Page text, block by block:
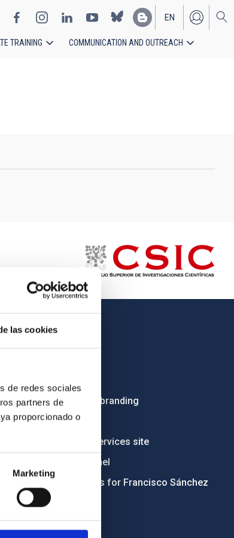
las cookies
de redes sociales
partners de
proporcionado o
Marketing
EN
ES
TRAINING COMMUNICATION AND OUTREACH
OTHER LINKS
Institutional branding
RSS
Electronic services site
Ethics channel
Condolences for Francisco Sánchez